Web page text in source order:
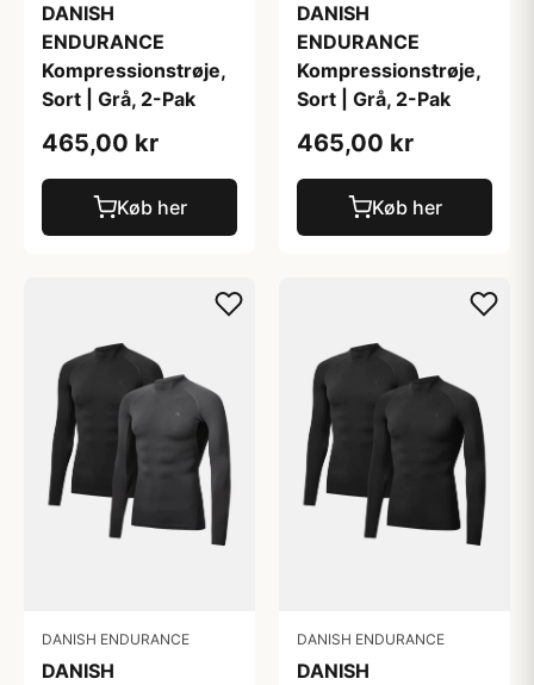
DANISH
ENDURANCE
Kompressionstrøje,
Sort | Grå, 2-Pak
465,00 kr
Køb her
DANISH
ENDURANCE
Kompressionstrøje,
Sort | Grå, 2-Pak
465,00 kr
Køb her
DANISH ENDURANCE
DANISH
DANISH ENDURANCE
DANISH